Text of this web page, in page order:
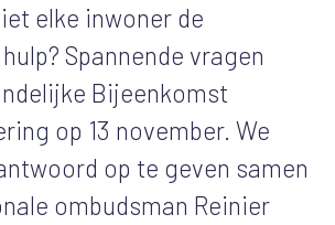
elke inwoner de
Spannende vragen
Bijeenkomst
op 13 november. We
op te geven samen
ombudsman Reinier